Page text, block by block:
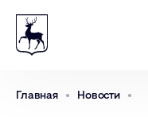
Главная Новости